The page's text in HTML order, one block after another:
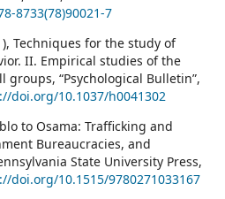
8733(78)90021-7
Techniques for the study of
II. Empirical studies of the
“Psychological Bulletin”,
doi.org/10.1037/h0041302
to Osama: Trafficking and
Bureaucracies, and
State University Press,
doi.org/10.1515/9780271033167